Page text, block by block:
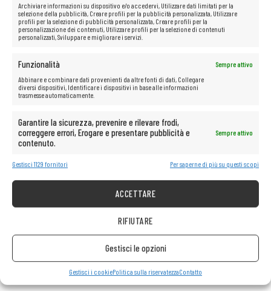
Archiviare informazioni su dispositivo e/o accedervi, Utilizzare dati limitati per la
selezione della pubblicità, Creare profili per la pubblicità personalizzata, Utilizzare
profili per la selezione di pubblicità personalizzata, Creare profili per la
personalizzazione dei contenuti, Utilizzare profili per la selezione di contenuti
personalizzati, Sviluppare e migliorare i servizi.
Funzionalità
Sempre attivo
Abbinare e combinare dati provenienti da altre fonti di dati, Collegare
diversi dispositivi, Identificare i dispositivi in base alle informazioni
trasmesse automaticamente.
Garantire la sicurezza, prevenire e rilevare frodi,
correggere errori, Erogare e presentare pubblicità e
contenuto.
Sempre attivo
Gestisci 1129 fornitori Per saperne di più su questi scopi
ACCETTARE
RIFIUTARE
Gestisci le opzioni
Gestisci i cookiePolitica sulla riservatezzaContatto